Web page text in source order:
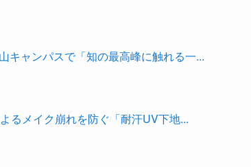
ャンパスで「知の最高峰に触れる一...
るメイク崩れを防ぐ「耐汗UV下地...